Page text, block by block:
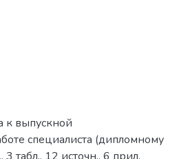
к выпускной
специалиста (дипломному